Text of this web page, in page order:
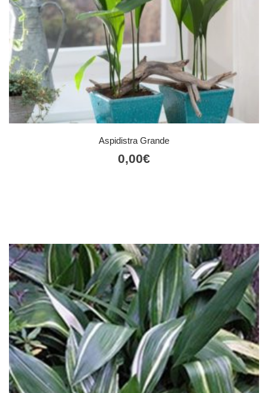
Aspidistra Grande
0,00€